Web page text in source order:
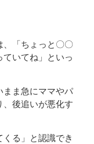
、「ちょっと〇〇
いてね」といっ
まま急にママやパ
、後追いが悪化す
くる」と認識でき